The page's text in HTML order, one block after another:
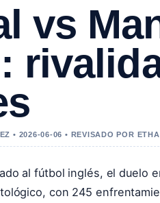
vs
• 2026-06-06 • REVISADO POR
al fútbol inglés, el duelo
con 245